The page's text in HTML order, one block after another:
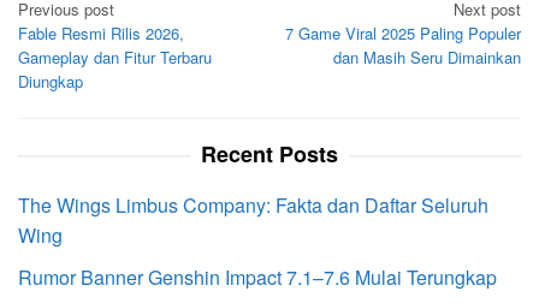
Post
navigation
Previous post
Fable Resmi Rilis 2026,
Gameplay dan Fitur Terbaru
Diungkap
Next post
7 Game Viral 2025 Paling Populer
dan Masih Seru Dimainkan
Recent Posts
The Wings Limbus Company: Fakta dan Daftar Seluruh
Wing
Rumor Banner Genshin Impact 7.1–7.6 Mulai Terungkap